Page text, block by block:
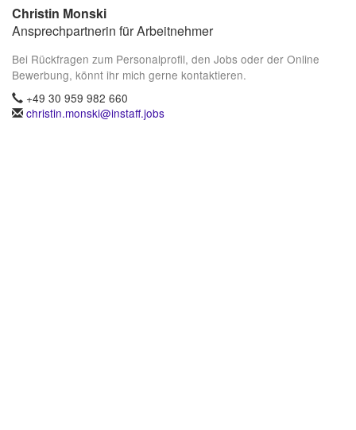
Christin Monski
Ansprechpartnerin für Arbeitnehmer
Bei Rückfragen zum Personalprofil, den Jobs oder der Online
Bewerbung, könnt ihr mich gerne kontaktieren.
+49 30 959 982 660
christin.monski@instaff.jobs